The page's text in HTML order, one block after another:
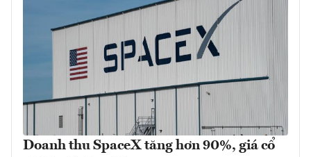
Doanh thu SpaceX tăng hơn 90%, giá cổ